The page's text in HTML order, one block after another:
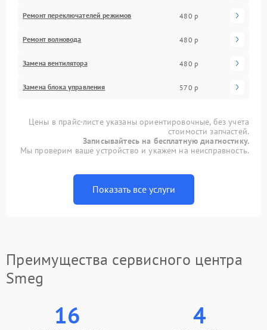
Ремонт переключателей режимов 480 р
Ремонт волновода 480 р
Замена вентилятора 480 р
Замена блока управления 570 р
Цены в прайс-листе указаны ориентировочные, без учета
стоимости запчастей.
Записывайтесь на бесплатную диагностику.
Мы проверим ваше устройство и укажем на неисправность.
Показать все услуги
Преимущества сервисного центра
Smeg
16 4